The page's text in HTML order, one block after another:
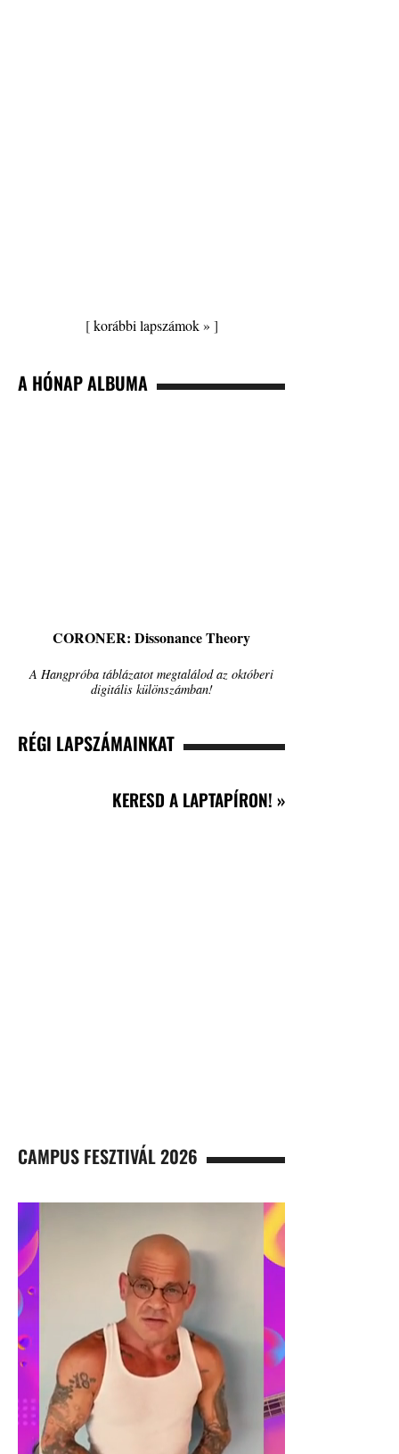
[korábbi lapszámok » ]
A HÓNAP ALBUMA
CORONER: Dissonance Theory
A Hangpróba táblázatot megtalálod az októberi
digitális különszámban!
RÉGI LAPSZÁMAINKAT
KERESD A LAPTAPÍRON! »
CAMPUS FESZTIVÁL 2026